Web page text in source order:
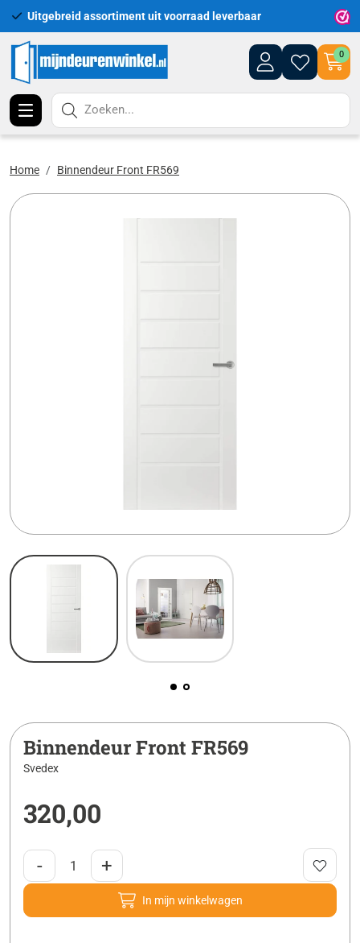
Uitgebreid assortiment uit voorraad leverbaar
0
Zoeken...
Home Binnendeur Front FR569
Binnendeur Front FR569
Svedex
320,00
- +
In mijn winkelwagen